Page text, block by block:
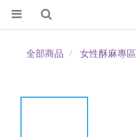
全部商品 女性酥麻專區